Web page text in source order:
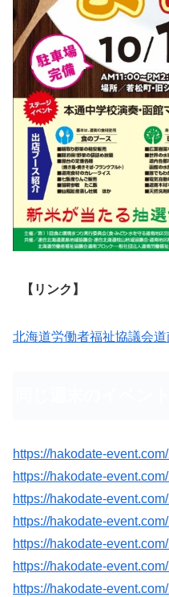
【リンク】
北海道労働者福祉協議会
https://hakodate-
https://hakodate-
https://hakodate-
https://hakodate-
https://hakodate-
https://hakodate-
https://hakodate-